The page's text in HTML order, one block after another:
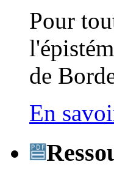
Pour
de
En